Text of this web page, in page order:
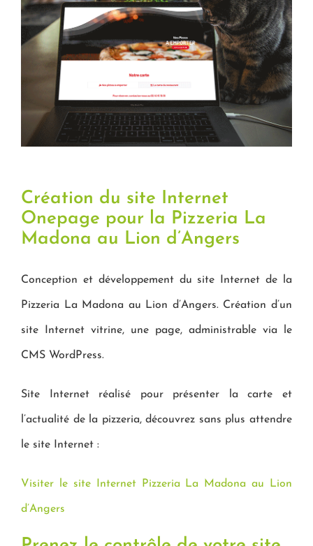
Image
Création du site Internet
Onepage pour la Pizzeria La
Madona au Lion d’Angers
Conception et développement du site Internet de la
Pizzeria La Madona au Lion d’Angers. Création d’un
site Internet vitrine, une page, administrable via le
CMS WordPress.
Site Internet réalisé pour présenter la carte et
l’actualité de la pizzeria, découvrez sans plus attendre
le site Internet :
Visiter le site Internet Pizzeria La Madona au Lion
d’Angers